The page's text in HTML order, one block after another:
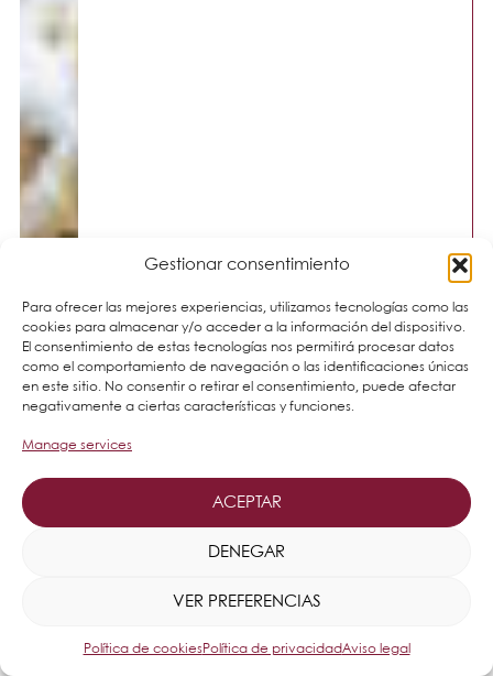
Gestionar consentimiento
Para ofrecer las mejores experiencias, utilizamos tecnologías como las
cookies para almacenar y/o acceder a la información del dispositivo.
El consentimiento de estas tecnologías nos permitirá procesar datos
como el comportamiento de navegación o las identificaciones únicas
en este sitio. No consentir o retirar el consentimiento, puede afectar
negativamente a ciertas características y funciones.
Manage services
ACEPTAR
DENEGAR
VER PREFERENCIAS
Política de cookiesPolítica de privacidadAviso legal